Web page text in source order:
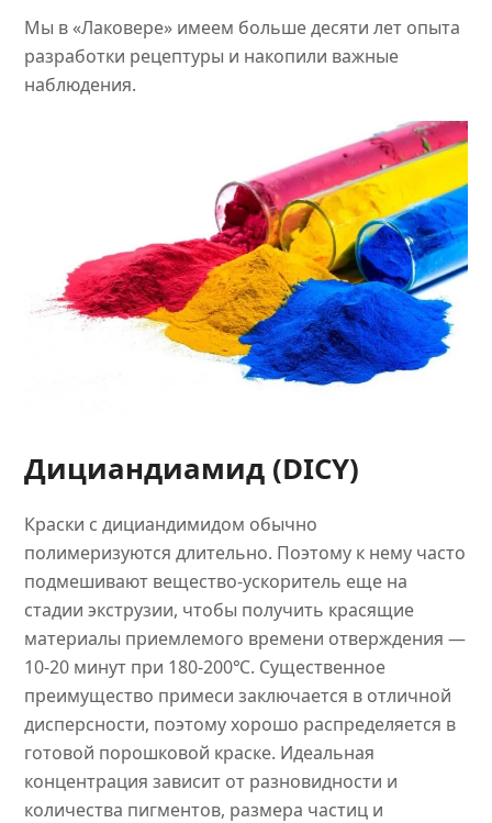
Мы в «Лаковере» имеем больше десяти лет опыта
разработки рецептуры и накопили важные
наблюдения.
Дициандиамид (DICY)
Краски с дициандимидом обычно
полимеризуются длительно. Поэтому к нему часто
подмешивают вещество-ускоритель еще на
стадии экструзии, чтобы получить красящие
материалы приемлемого времени отверждения —
10-20 минут при 180-200℃. Существенное
преимущество примеси заключается в отличной
дисперсности, поэтому хорошо распределяется в
готовой порошковой краске. Идеальная
концентрация зависит от разновидности и
количества пигментов, размера частиц и